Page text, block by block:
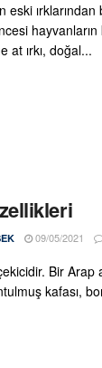
eski
hayvanların
at ırkı, doğal...
09/05/2021
Bir Arap
kafası,